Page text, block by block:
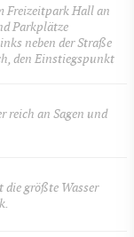
Freizeitpark Hall an
Parkplätze
neben der Straße
den Einstiegspunkt
reich an Sagen und
die größte Wasser